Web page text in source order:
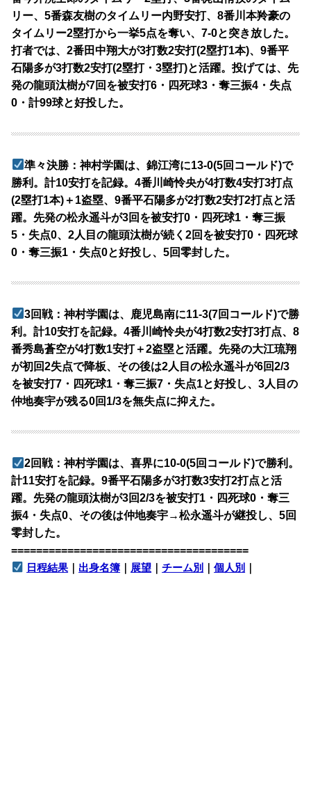
リー、5番森友樹のタイムリー内野安打、8番川本羚豪の
タイムリー2塁打から一挙5点を奪い、7-0と突き放した。
打者では、2番田中翔大が3打数2安打(2塁打1本)、9番平
石陽多が3打数2安打(2塁打・3塁打)と活躍。投げては、先
発の龍頭汰樹が7回を被安打6・四死球3・奪三振4・失点
0・計99球と好投した。
準々決勝：神村学園は、錦江湾に13-0(5回コールド)で
勝利。計10安打を記録。4番川崎怜央が4打数4安打3打点
(2塁打1本)＋1盗塁、9番平石陽多が2打数2安打2打点と活
躍。先発の松永遥斗が3回を被安打0・四死球1・奪三振
5・失点0、2人目の龍頭汰樹が続く2回を被安打0・四死球
0・奪三振1・失点0と好投し、5回零封した。
3回戦：神村学園は、鹿児島南に11-3(7回コールド)で勝
利。計10安打を記録。4番川崎怜央が4打数2安打3打点、8
番秀島蒼空が4打数1安打＋2盗塁と活躍。先発の大江琉翔
が初回2失点で降板、その後は2人目の松永遥斗が6回2/3
を被安打7・四死球1・奪三振7・失点1と好投し、3人目の
仲地奏宇が残る0回1/3を無失点に抑えた。
2回戦：神村学園は、喜界に10-0(5回コールド)で勝利。
計11安打を記録。9番平石陽多が3打数3安打2打点と活
躍。先発の龍頭汰樹が3回2/3を被安打1・四死球0・奪三
振4・失点0、その後は仲地奏宇→松永遥斗が継投し、5回
零封した。
======================================
日程結果 ｜ 出身名簿 ｜ 展望 ｜チーム別 ｜個人別 ｜